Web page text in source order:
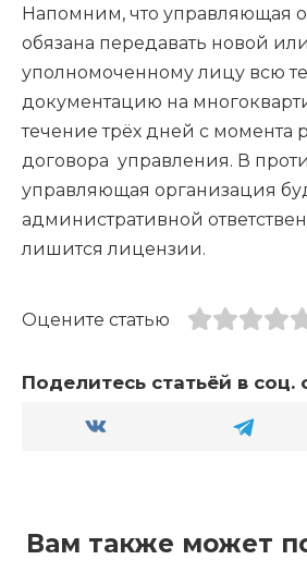
Напомним, что управляющая
обязана передавать новой или
уполномоченному лицу всю
документацию на
течение трёх дней с момента
договора управления. В
управляющая организация
административной
лишится лицензии.
Оцените статью
Поделитесь статьёй в соц.
Вам также может